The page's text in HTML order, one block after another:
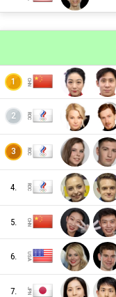
JPN
JPN
JPN
KOR
1
2
3
4.
5.
6.
7.